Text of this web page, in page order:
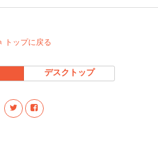
トップに戻る
デスクトップ